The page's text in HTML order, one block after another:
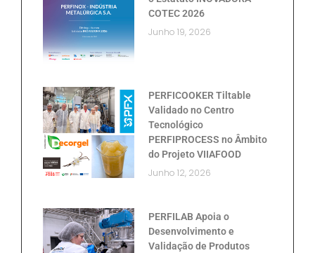
COTEC 2026
Junho 19, 2026
PERFICOOKER Tiltable
Validado no Centro
Tecnológico
PERFIPROCESS no Âmbito
do Projeto VIIAFOOD
Junho 12, 2026
PERFILAB Apoia o
Desenvolvimento e
Validação de Produtos